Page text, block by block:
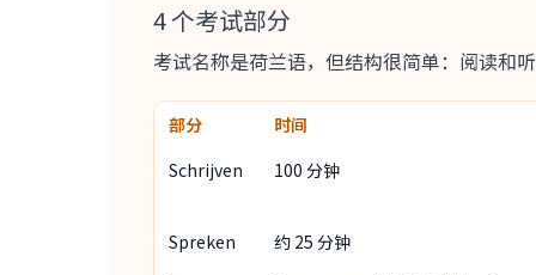
4 个考试部分
考试名称是荷兰语，但结构很简单：阅读和
部分
时间
Schrijven
100 分钟
Spreken
约 25 分钟